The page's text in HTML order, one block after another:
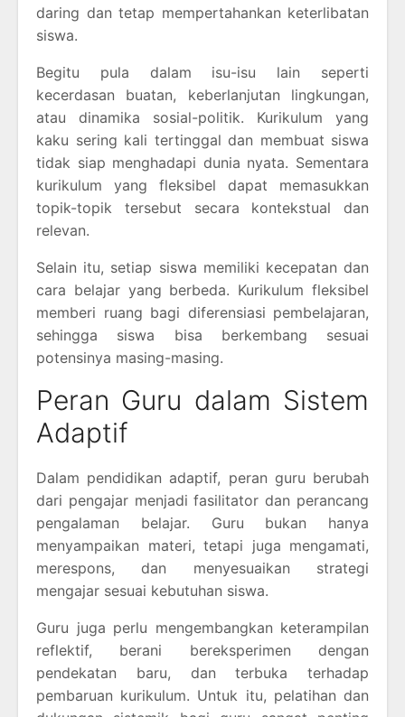
daring dan tetap mempertahankan keterlibatan
siswa.
Begitu pula dalam isu-isu lain seperti
kecerdasan buatan, keberlanjutan lingkungan,
atau dinamika sosial-politik. Kurikulum yang
kaku sering kali tertinggal dan membuat siswa
tidak siap menghadapi dunia nyata. Sementara
kurikulum yang fleksibel dapat memasukkan
topik-topik tersebut secara kontekstual dan
relevan.
Selain itu, setiap siswa memiliki kecepatan dan
cara belajar yang berbeda. Kurikulum fleksibel
memberi ruang bagi diferensiasi pembelajaran,
sehingga siswa bisa berkembang sesuai
potensinya masing-masing.
Peran Guru dalam Sistem
Adaptif
Dalam pendidikan adaptif, peran guru berubah
dari pengajar menjadi fasilitator dan perancang
pengalaman belajar. Guru bukan hanya
menyampaikan materi, tetapi juga mengamati,
merespons, dan menyesuaikan strategi
mengajar sesuai kebutuhan siswa.
Guru juga perlu mengembangkan keterampilan
reflektif, berani bereksperimen dengan
pendekatan baru, dan terbuka terhadap
pembaruan kurikulum. Untuk itu, pelatihan dan